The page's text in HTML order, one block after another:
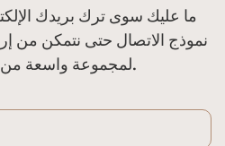
ما عليك سوى ترك بريدك
نموذج الاتصال حتى نتمكن
لمجموعة واسعة من التصاميم لدينا.